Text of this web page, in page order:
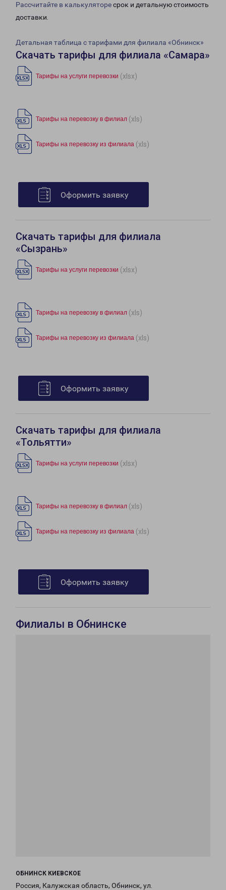
Рассчитайте в калькуляторесрок и детальную стоимость
доставки.
Детальная таблица с тарифами для филиала «Обнинск»
Скачать тарифы для филиала «Самара»
Тарифы на услуги перевозки (xlsx)
Тарифы на перевозку в филиал (xls)
Тарифы на перевозку из филиала (xls)
Оформить заявку
Скачать тарифы для филиала
«Сызрань»
Тарифы на услуги перевозки (xlsx)
Тарифы на перевозку в филиал (xls)
Тарифы на перевозку из филиала (xls)
Оформить заявку
Скачать тарифы для филиала
«Тольятти»
Тарифы на услуги перевозки (xlsx)
Тарифы на перевозку в филиал (xls)
Тарифы на перевозку из филиала (xls)
Оформить заявку
Филиалы в Обнинске
ОБНИНСК КИЕВСКОЕ
Россия, Калужская область, Обнинск, ул.